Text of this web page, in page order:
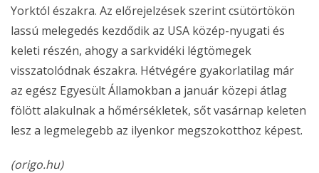
Yorktól északra. Az előrejelzések szerint csütörtökön
lassú melegedés kezdődik az USA közép-nyugati és
keleti részén, ahogy a sarkvidéki légtömegek
visszatolódnak északra. Hétvégére gyakorlatilag már
az egész Egyesült Államokban a január közepi átlag
fölött alakulnak a hőmérsékletek, sőt vasárnap keleten
lesz a legmelegebb az ilyenkor megszokotthoz képest.
(origo.hu)